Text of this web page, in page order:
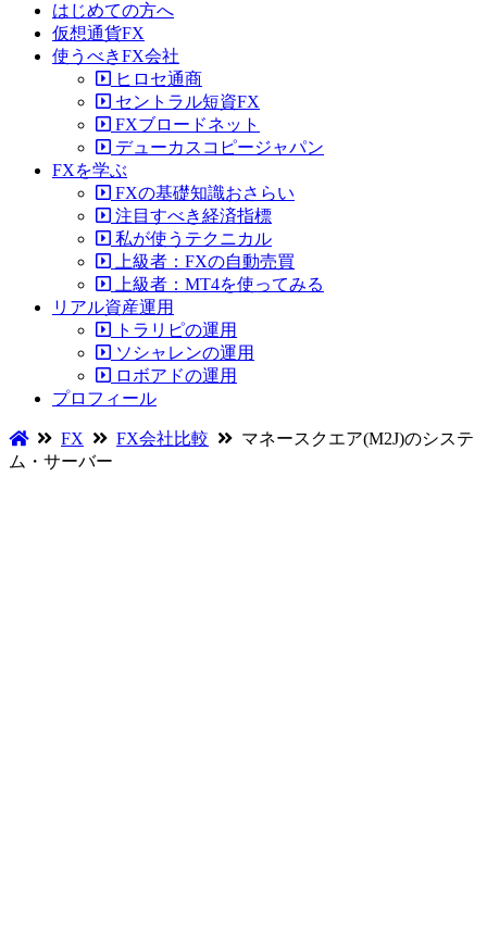
はじめての方へ
仮想通貨FX
使うべきFX会社
ヒロセ通商
セントラル短資FX
FXブロードネット
デューカスコピージャパン
FXを学ぶ
FXの基礎知識おさらい
注目すべき経済指標
私が使うテクニカル
上級者：FXの自動売買
上級者：MT4を使ってみる
リアル資産運用
トラリピの運用
ソシャレンの運用
ロボアドの運用
プロフィール
FX FX会社比較
マネースクエア(M2J)のシステ
ム・サーバー